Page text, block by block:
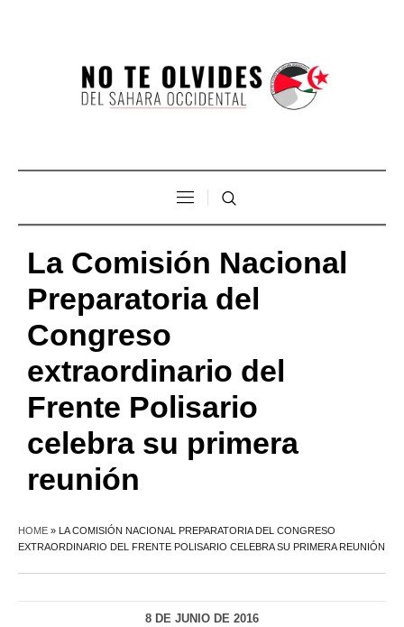
La Comisión Nacional
Preparatoria del
Congreso
extraordinario del
Frente Polisario
celebra su primera
reunión
HOME » LA COMISIÓN NACIONAL PREPARATORIA DEL CONGRESO
EXTRAORDINARIO DEL FRENTE POLISARIO CELEBRA SU PRIMERA REUNIÓN
8 DE JUNIO DE 2016